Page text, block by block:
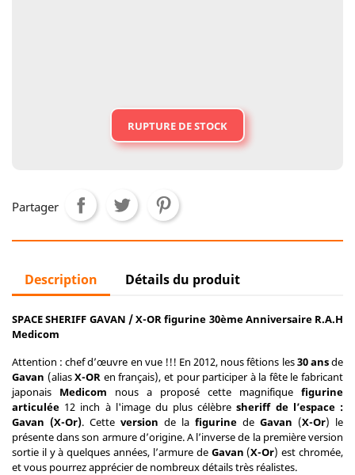
RUPTURE DE STOCK
Partager
Description Détails du produit
SPACE SHERIFF GAVAN / X-OR figurine 30ème Anniversaire R.A.H
Medicom
Attention : chef d’œuvre en vue !!! En 2012, nous fêtions les30 ansde
Gavan (aliasX-OR en français), et pour participer à la fête le fabricant
japonais Medicom nous a proposé cette magnifique figurine
articulée 12 inch à l'image du plus célèbresheriff de l’espace :
Gavan (X-Or). Cette version de la figurine de Gavan (X-Or) le
présente dans son armure d’origine. A l’inverse de la première version
sortie il y à quelques années, l’armure de Gavan (X-Or) est chromée,
et vous pourrez apprécier de nombreux détails très réalistes.